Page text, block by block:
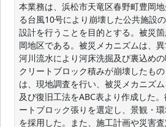
本業務は、浜松市天竜区春野町豊岡
る台風10号により崩壊した公共施設
設計を行うことを目的とする。被災
岡地区である。被災メカニズムは、
河川流水により河床洗掘及び裏込め
クリートブロック積みが崩壊したも
は、現地調査を行い、被災メカニズ
及び復旧工法をABC表より作成した
ートブロック張りを選定し、景観・
を採用した。また、施工計画や災害